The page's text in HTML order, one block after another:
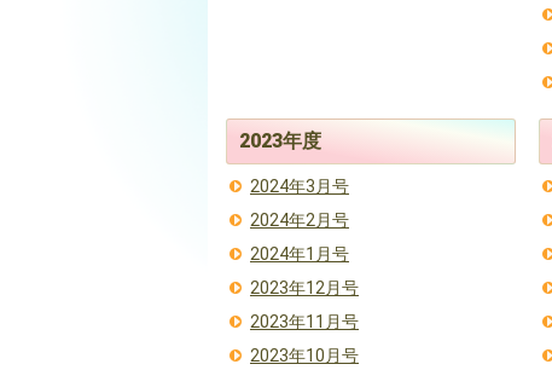
2023年度
2024年3月号
2024年2月号
2024年1月号
2023年12月号
2023年11月号
2023年10月号